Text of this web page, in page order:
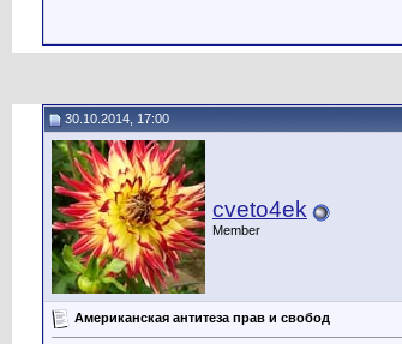
30.10.2014, 17:00
cveto4ek
Member
Американская антитеза прав и свобод